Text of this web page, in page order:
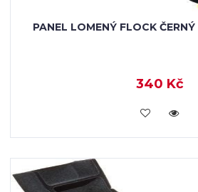
PANEL LOMENÝ FLOCK
340 Kč
KOUPIT